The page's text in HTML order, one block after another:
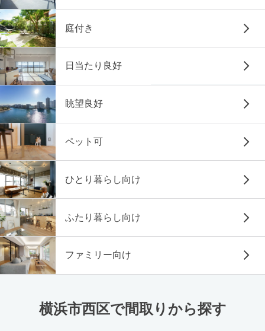
庭付き
日当たり良好
眺望良好
ペット可
ひとり暮らし向け
ふたり暮らし向け
ファミリー向け
横浜市西区で間取りから探す